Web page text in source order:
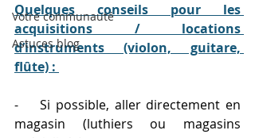
Votre communauté
Astuces blog
Quelques conseils pour les
acquisitions / locations
d’instruments (violon, guitare,
flûte) :
-    Si possible, aller directement en
magasin (luthiers ou magasins